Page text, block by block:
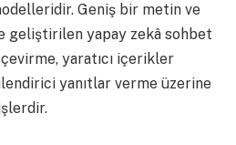
Geniş bir metin ve
geliştirilen yapay zekâ sohbet
yaratıcı içerikler
yanıtlar verme üzerine